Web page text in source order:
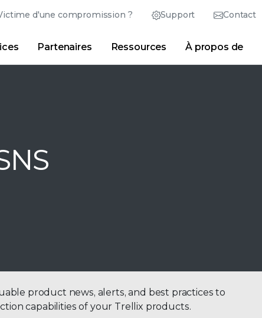
d'une compromission ? Support Contact
Trellix Hive Developer Portal
France (Français) México
Partenaires Ressources À propos de
product news, alerts, and best practices to
capabilities of your Trellix products.